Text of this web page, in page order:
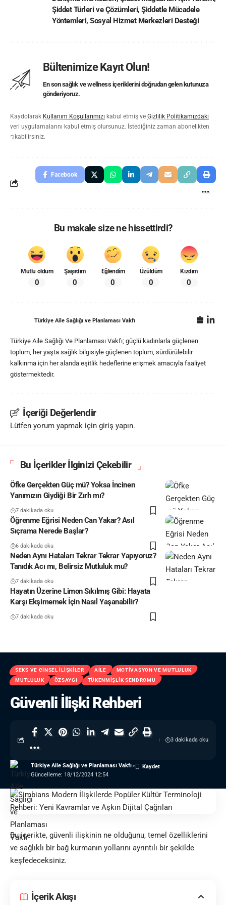
Şiddet Türleri ve Çözümleri,Şiddetle Mücadele
Yöntemleri,Sosyal Hizmet Merkezleri Desteği
Bültenimize Kayıt Olun!
En son sağlık ve wellness içeriklerini doğrudan gelen kutunuza
gönderiyoruz.
Kaydolarak Kullanım Koşullarımızı kabul etmiş ve Gizlilik Politikamızdaki
veri uygulamalarını kabul etmiş olursunuz. İstediğiniz zaman abonelikten
çıkabilirsiniz.
Facebook
Bu makale size ne hissettirdi?
Mutlu oldum
0
Şaşırdım
0
Eğlendim
0
Üzüldüm
0
Kızdım
0
Türkiye Aile Sağlığı ve Planlaması Vakfı
Türkiye Aile Sağlığı Ve Planlaması Vakfı; güçlü kadınlarla güçlenen
toplum, her yaşta sağlık bilgisiyle güçlenen toplum, sürdürülebilir
kalkınma için her alanda eşitlik hedeflerine erişmek amacıyla faaliyet
göstermektedir.
İçeriği Değerlendir
Lütfen yorum yapmak için giriş yapın.
Bu İçerikler İlginizi Çekebilir
Öfke Gerçekten Güç mü? Yoksa İncinen
Yanımızın Giydiği Bir Zırh mı?
7 dakikada oku
Öğrenme Eğrisi Neden Can Yakar? Asıl
Sıçrama Nerede Başlar?
6 dakikada oku
Neden Aynı Hataları Tekrar Tekrar Yapıyoruz?
Tanıdık Acı mı, Belirsiz Mutluluk mu?
7 dakikada oku
Hayatın Üzerine Limon Sıkılmış Gibi: Hayata
Karşı Ekşimemek İçin Nasıl Yaşanabilir?
7 dakikada oku
SEKS VE CINSEL İLIŞKILER AILE
MOTIVASYON VE MUTLULUK
MUTLULUK
ÖZSAYGI TÜKENMIŞLIK SENDROMU
Güvenli İlişki Rehberi
Güncelleme: 18/12/2024 12:54
Türkiye Aile Sağlığı ve Planlaması Vakfı
3 dakikada oku
Bu içerikte, güvenli ilişkinin ne olduğunu, temel özelliklerini
ve sağlıklı bir bağ kurmanın yollarını ayrıntılı bir şekilde
keşfedeceksiniz.
İçerik Akışı